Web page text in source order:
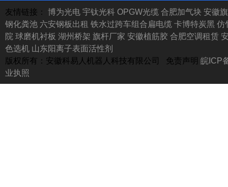
友情链接： 博为光电 宇钛光科 OPGW光缆 合肥加气块 安徽
钢化粪池 六安钢板出租 铁水过跨车组合扁电缆 卡博特炭黑 仿
院 球磨机衬板 湖州桥架 旗杆厂家 安徽植筋胶 合肥空调租赁
色选机 山东阳离子表面活性剂
版权所有：安徽科易人机器人科技有限公司 免责声明 皖ICP
业执照